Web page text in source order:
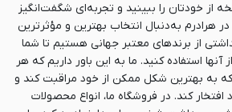
از خودتان را ببینید و تجربه‌ای شگفت‌انگیز
در هرادرم به‌دنبال انتخاب بهترین و مؤثرترین
از برندهای معتبر جهانی هستیم تا شما
آنها استفاده کنید. ما به این باور داریم که هر
به بهترین شکل ممکن از خود مراقبت کند و
کند. در فروشگاه ما، انواع محصولات